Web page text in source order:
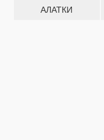
АЛАТКИ